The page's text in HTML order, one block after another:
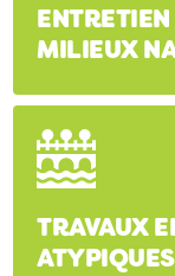
MILIEUX
TRAVAUX
ATYPIQUES